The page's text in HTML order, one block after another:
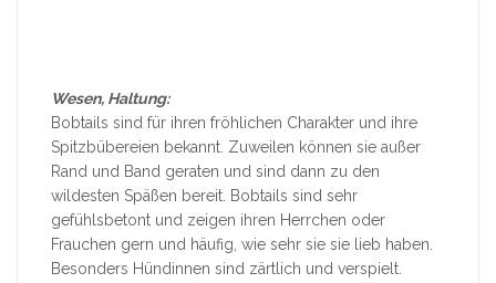
Wesen, Haltung:
Bobtails sind für ihren fröhlichen Charakter und ihre
Spitzbübereien bekannt. Zuweilen können sie außer
Rand und Band geraten und sind dann zu den
wildesten Späßen bereit. Bobtails sind sehr
gefühlsbetont und zeigen ihren Herrchen oder
Frauchen gern und häufig, wie sehr sie sie lieb haben.
Besonders Hündinnen sind zärtlich und verspielt.